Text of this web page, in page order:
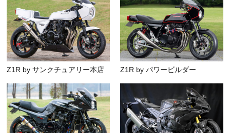
Z1R by サンクチュアリー本店 Z1R by パワービルダー